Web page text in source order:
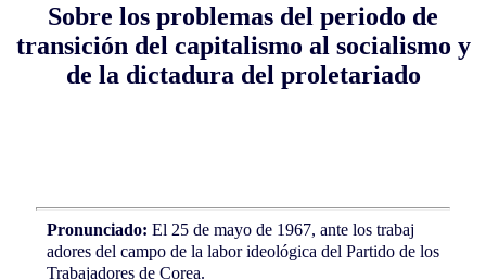
Sobre los problemas del periodo de
transición del capitalismo al socialismo y
de la dictadura del proletariado
Pronunciado: El 25 de mayo de 1967, ante los trabaj
adores del campo de la labor ideológica del Partido de los
Trabajadores de Corea.